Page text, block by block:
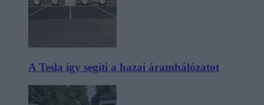
A Tesla így segíti a hazai áramhálózatot